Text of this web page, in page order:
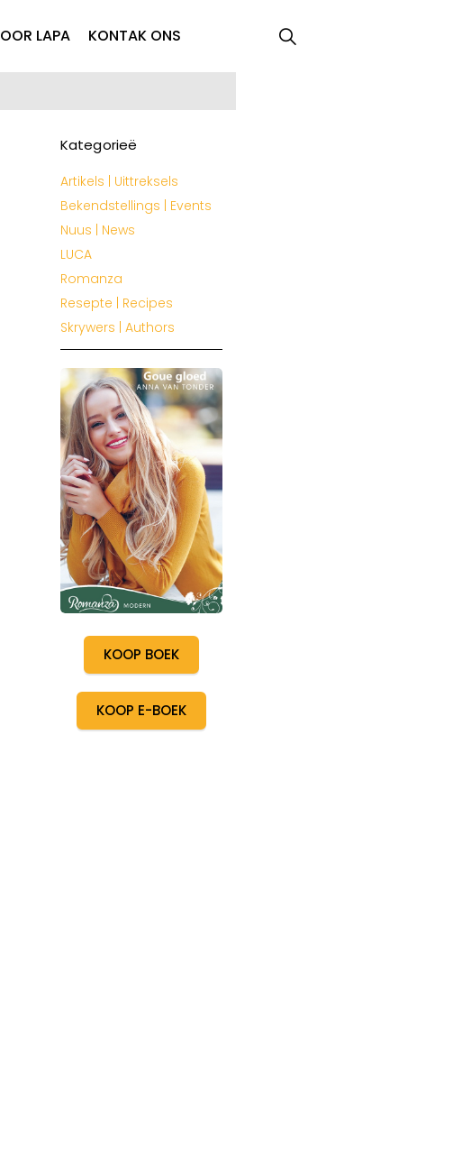
OOR LAPA KONTAK ONS
Kategorieë
Artikels | Uittreksels
Bekendstellings | Events
Nuus | News
LUCA
Romanza
Resepte | Recipes
Skrywers | Authors
KOOP BOEK
KOOP E-BOEK